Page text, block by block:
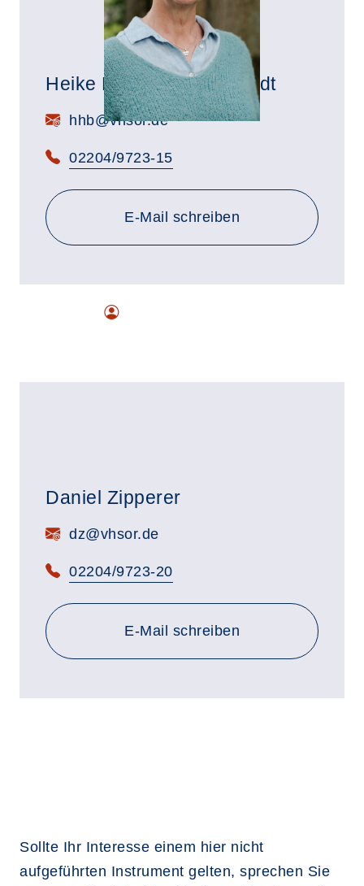
Heike Herrmann-Behrendt
E-Mail:hhb@vhsor.de
Telefon:
02204/9723-15
E-Mail schreiben
Daniel Zipperer
E-Mail:dz@vhsor.de
Telefon:
02204/9723-20
E-Mail schreiben
Sollte Ihr Interesse einem hier nicht
aufgeführten Instrument gelten, sprechen Sie